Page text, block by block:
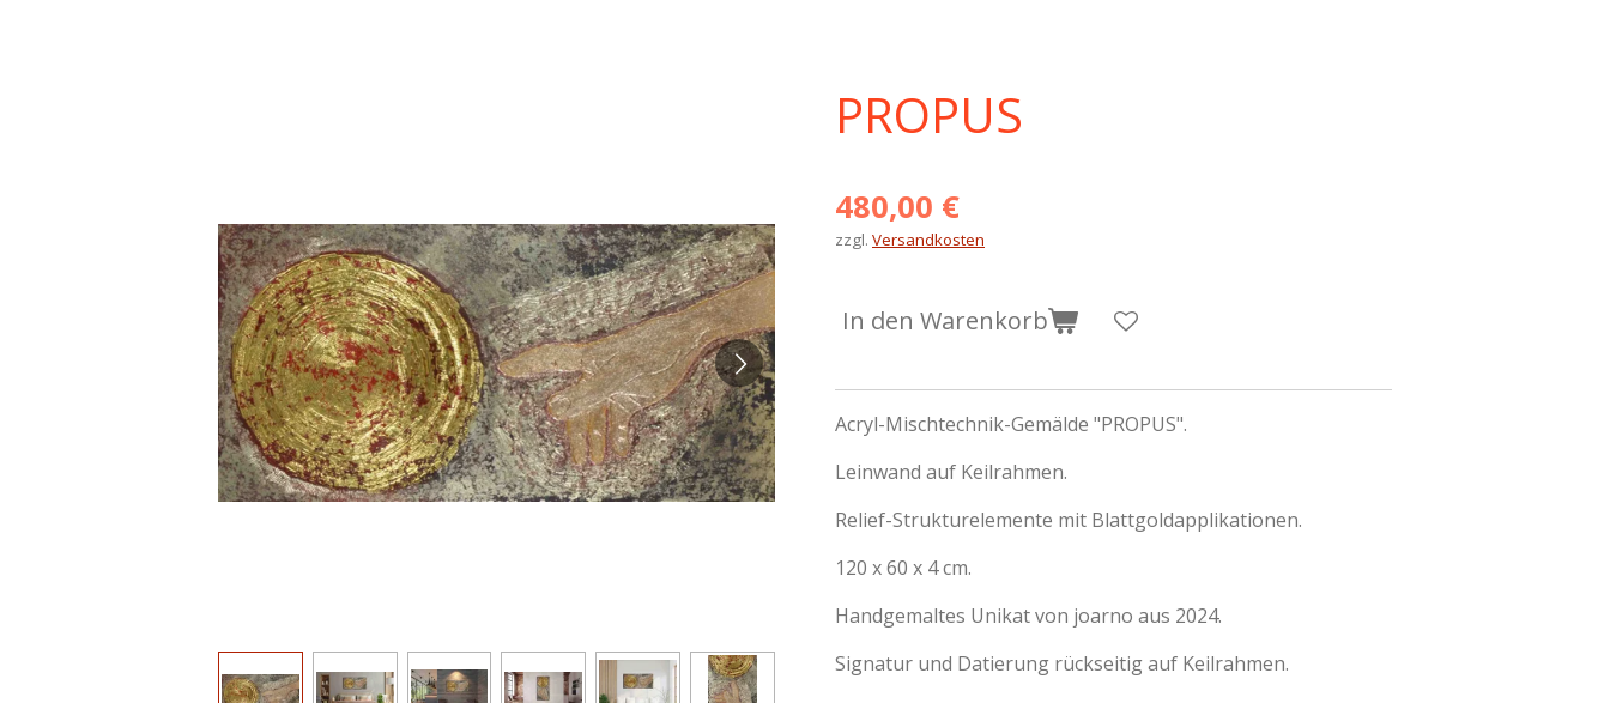
PROPUS
480,00 €
zzgl. Versandkosten
In den Warenkorb
Acryl-Mischtechnik-Gemälde "PROPUS".
Leinwand auf Keilrahmen.
Relief-Strukturelemente mit Blattgoldapplikationen.
120 x 60 x 4 cm.
Handgemaltes Unikat von joarno aus 2024.
Signatur und Datierung rückseitig auf Keilrahmen.